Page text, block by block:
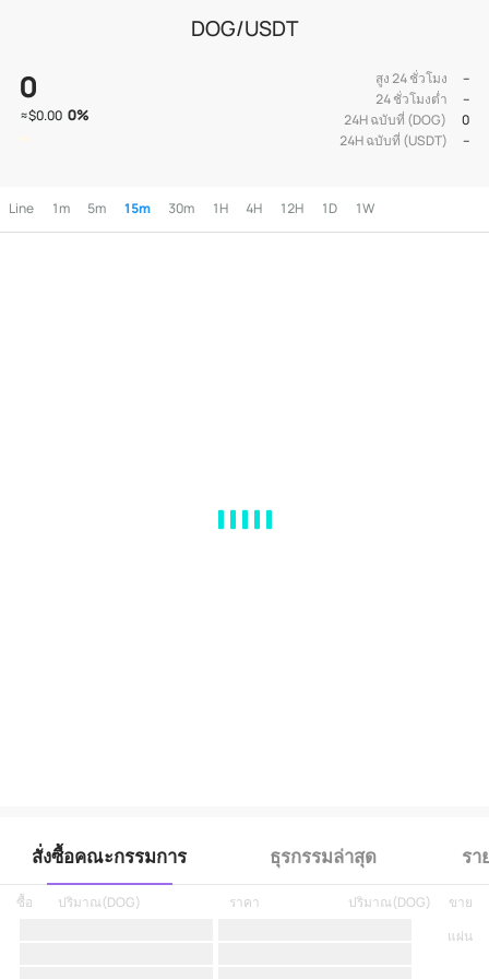
DOG/USDT
0
≈$0.00 0%
สูง 24 ชั่วโมง
--
24 ชั่วโมงต่ำ
--
24H ฉบับที่ (DOG)
0
24H ฉบับที่ (USDT)
--
Line 1m 5m 15m 30m 1H 4H 12H 1D 1W
สั่งซื้อคณะกรรมการ ธุรกรรมล่าสุด รา
ซื้อ ปริมาณ(DOG) ราคา
ขาย
แผ่น
ปริมาณ(DOG)